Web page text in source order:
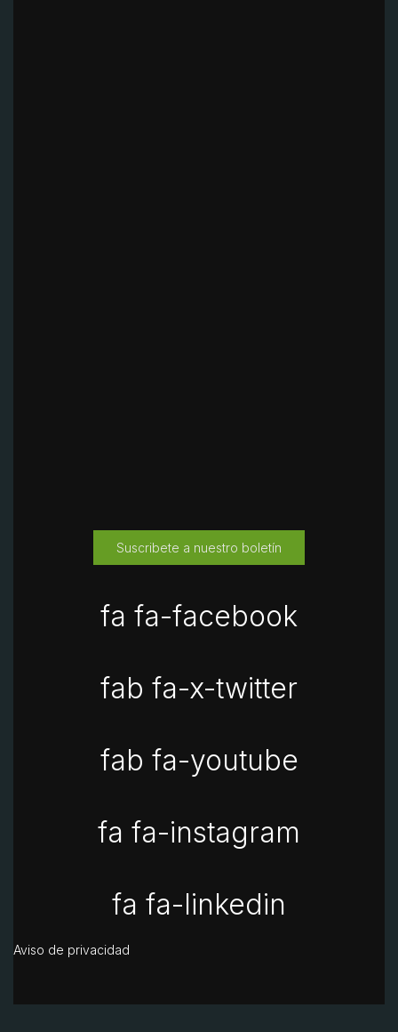
Suscribete a nuestro boletín
fa fa-facebook
fab fa-x-twitter
fab fa-youtube
fa fa-instagram
fa fa-linkedin
Aviso de privacidad